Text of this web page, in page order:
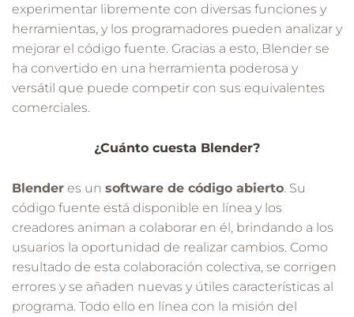
experimentar libremente con diversas funciones y
herramientas, y los programadores pueden analizar y
mejorar el código fuente. Gracias a esto, Blender se
ha convertido en una herramienta poderosa y
versátil que puede competir con sus equivalentes
comerciales.
¿Cuánto cuesta Blender?
Blender es un software de código abierto. Su
código fuente está disponible en línea y los
creadores animan a colaborar en él, brindando a los
usuarios la oportunidad de realizar cambios. Como
resultado de esta colaboración colectiva, se corrigen
errores y se añaden nuevas y útiles características al
programa. Todo ello en línea con la misión del